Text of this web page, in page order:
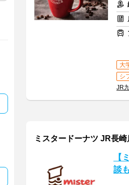
大
シ
JR
ミスタードーナツ JR長崎
【
談